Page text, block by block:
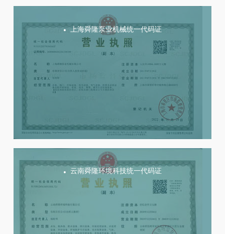
上海舜隆泵业机械统一代码证
云南舜隆环境科技统一代码证